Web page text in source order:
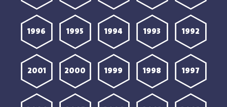
1992
1993
1994
1995
1996
1997
1998
1999
2000
2001